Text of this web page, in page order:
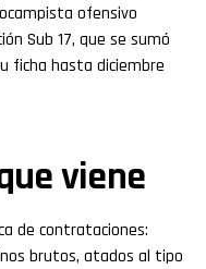
ofensivo
Sub 17, que se sumó
ficha hasta diciembre
viene
de contrataciones:
brutos, atados al tipo